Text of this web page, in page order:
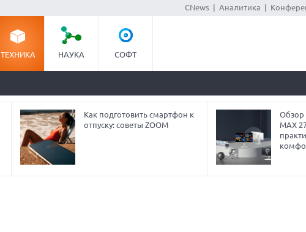
CNews| Аналитика
ТЕХНИКА НАУКА СОФТ
Как подготовить смартфон к
отпуску: советы ZOOM
Обзор
MAX